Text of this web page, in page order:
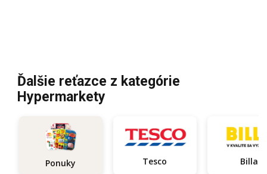
Ďalšie reťazce z kategórie
Hypermarkety
Ponuky Tesco Billa